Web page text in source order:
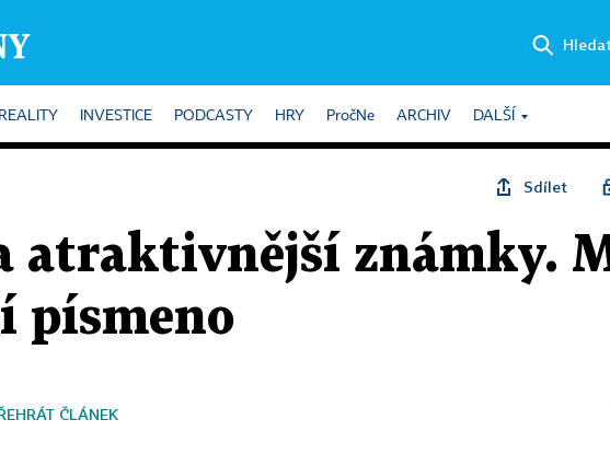
REALITY INVESTICE PODCASTY HRY PročNe ARCHIV DALŠÍ
Sdílet
atraktivnější známky.
písmeno
ČLÁNEK